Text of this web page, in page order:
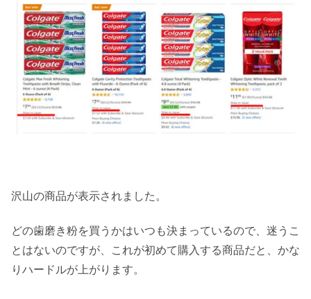
沢山の商品が表示されました。
どの歯磨き粉を買うかはいつも決まっているので、迷うこ
とはないのですが、これが初めて購入する商品だと、かな
りハードルが上がります。